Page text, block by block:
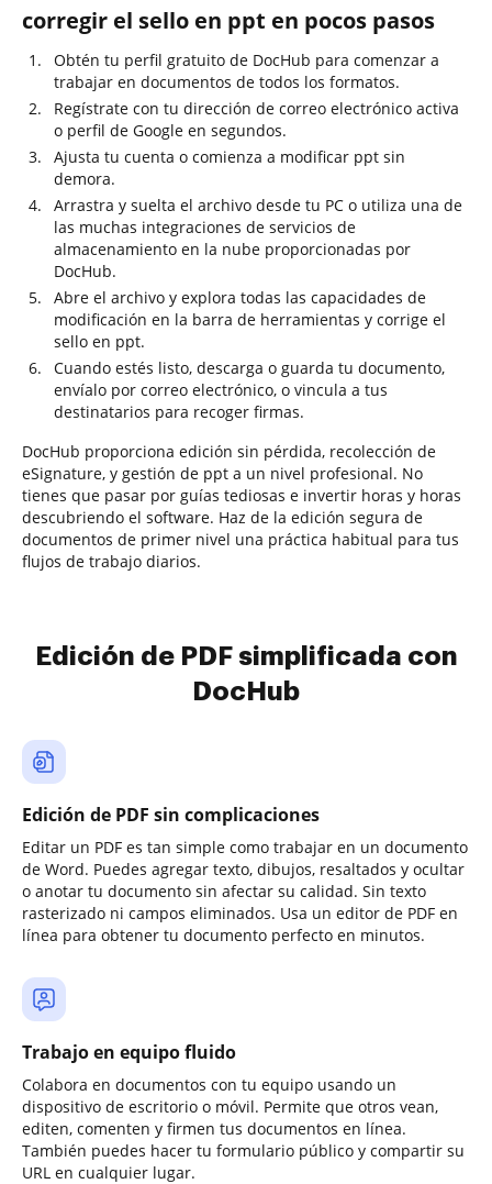
corregir el sello en ppt en pocos pasos
Obtén tu perfil gratuito de DocHub para comenzar a
trabajar en documentos de todos los formatos.
Regístrate con tu dirección de correo electrónico activa
o perfil de Google en segundos.
Ajusta tu cuenta o comienza a modificar ppt sin
demora.
Arrastra y suelta el archivo desde tu PC o utiliza una de
las muchas integraciones de servicios de
almacenamiento en la nube proporcionadas por
DocHub.
Abre el archivo y explora todas las capacidades de
modificación en la barra de herramientas y corrige el
sello en ppt.
Cuando estés listo, descarga o guarda tu documento,
envíalo por correo electrónico, o vincula a tus
destinatarios para recoger firmas.
DocHub proporciona edición sin pérdida, recolección de
eSignature, y gestión de ppt a un nivel profesional. No
tienes que pasar por guías tediosas e invertir horas y horas
descubriendo el software. Haz de la edición segura de
documentos de primer nivel una práctica habitual para tus
flujos de trabajo diarios.
Edición de PDF simplificada con
DocHub
Edición de PDF sin complicaciones
Editar un PDF es tan simple como trabajar en un documento
de Word. Puedes agregar texto, dibujos, resaltados y ocultar
o anotar tu documento sin afectar su calidad. Sin texto
rasterizado ni campos eliminados. Usa un editor de PDF en
línea para obtener tu documento perfecto en minutos.
Trabajo en equipo fluido
Colabora en documentos con tu equipo usando un
dispositivo de escritorio o móvil. Permite que otros vean,
editen, comenten y firmen tus documentos en línea.
También puedes hacer tu formulario público y compartir su
URL en cualquier lugar.